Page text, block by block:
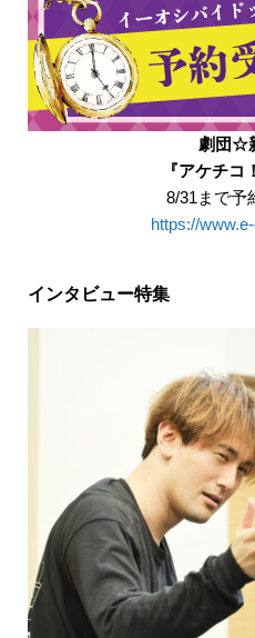
劇団☆
『アケチ
8/31まで予
https://
インタビュー特集